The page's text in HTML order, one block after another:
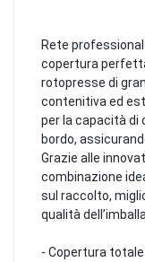
Rete
copertura
rotopresse di
contenitiva ed
per la capacità di
bordo,
Grazie alle
combinazione
sul raccolto,
qualità
- Copertura